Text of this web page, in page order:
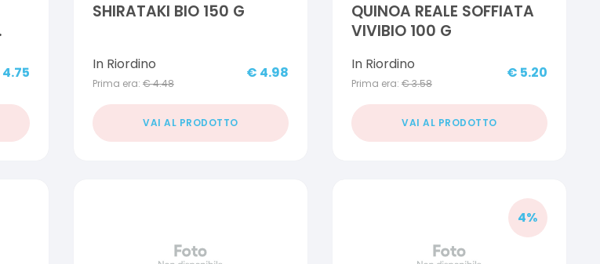
4.75
SHIRATAKI BIO 150 G
In Riordino
Prima era: €4.48
€ 4.98
VAI AL PRODOTTO
QUINOA REALE SOFFIATA
VIVIBIO 100 G
In Riordino
Prima era: €3.58
€ 5.20
VAI AL PRODOTTO
4%